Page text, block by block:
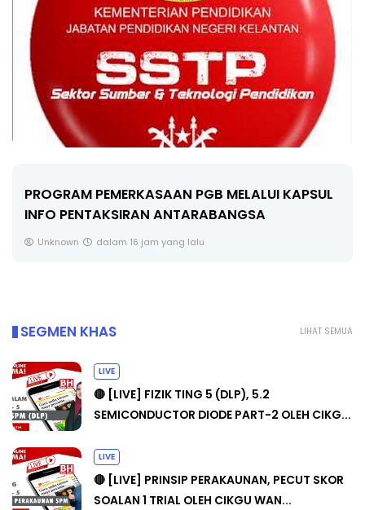
🔴 [LIVE] FIZIK TING 5 (DLP), 5.2
SEMICONDUCTOR DIODE PART-2 OLEH CIKG...
LIHAT SEMUA
SEGMEN KHAS
LIVE
🔴 [LIVE] FIZIK TING 5 (DLP), 5.2
SEMICONDUCTOR DIODE PART-2 OLEH CIKG...
LIVE
🔴 [LIVE] PRINSIP PERAKAUNAN, PECUT SKOR
SOALAN 1 TRIAL OLEH CIKGU WAN...